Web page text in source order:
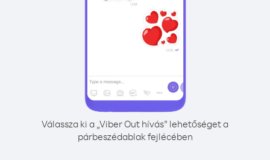
Válassza ki a „Viber Out hívás” lehetőséget a
párbeszédablak fejlécében